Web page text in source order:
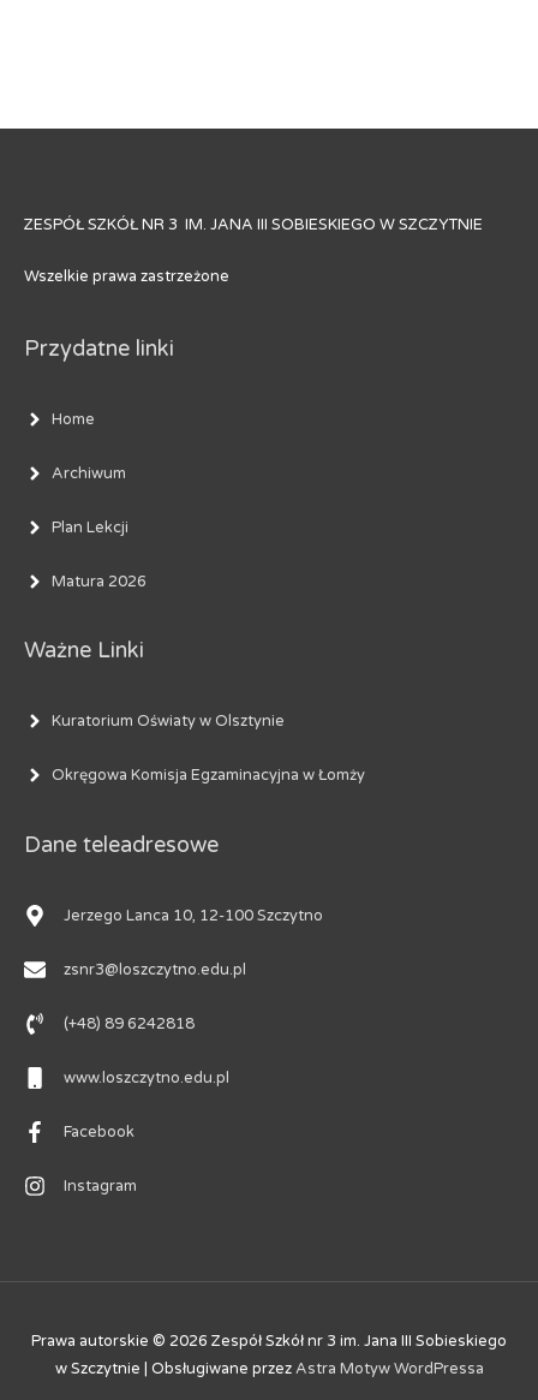
ZESPÓŁ SZKÓŁ NR 3 IM. JANA III SOBIESKIEGO W SZCZYTNIE
Wszelkie prawa zastrzeżone
Przydatne linki
Home
Archiwum
Plan Lekcji
Matura 2026
Ważne Linki
Kuratorium Oświaty w Olsztynie
Okręgowa Komisja Egzaminacyjna w Łomży
Dane teleadresowe
Jerzego Lanca 10, 12-100 Szczytno
zsnr3@loszczytno.edu.pl
(+48) 89 6242818
www.loszczytno.edu.pl
Facebook
Instagram
Prawa autorskie © 2026 Zespół Szkół nr 3 im. Jana III Sobieskiego
w Szczytnie | Obsługiwane przezAstra Motyw WordPressa